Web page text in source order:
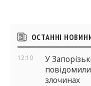
Бічні
віджети
ОСТАННІ
12:10
У
злочинах